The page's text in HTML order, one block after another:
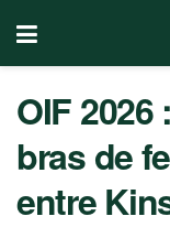
OIF
bras de
entre